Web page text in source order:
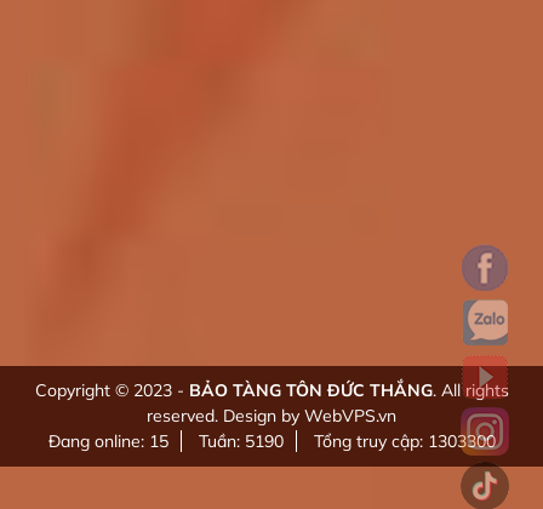
Copyright © 2023 - BẢO TÀNG TÔN ĐỨC THẮNG. All rights
reserved. Design by WebVPS.vn
Đang online: 15
Tuần: 5190 Tổng truy cập: 1303300